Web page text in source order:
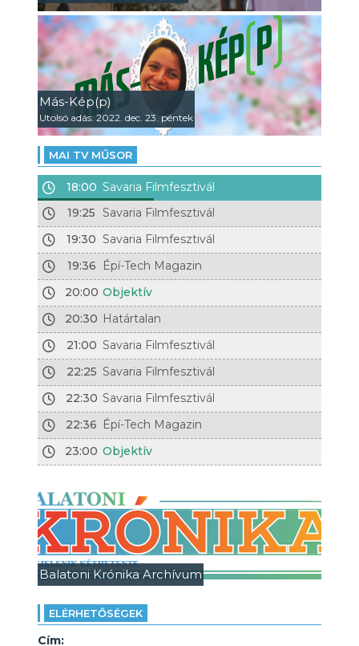
Más-Kép(p)
Utolsó adás: 2022. dec. 23. péntek
MAI TV MŰSOR
18:00 Savaria Filmfesztivál
19:25
Savaria Filmfesztivál
19:30 Savaria Filmfesztivál
19:36
Épí-Tech Magazin
20:00 Objektív
20:30 Határtalan
21:00 Savaria Filmfesztivál
22:25 Savaria Filmfesztivál
22:30 Savaria Filmfesztivál
22:36 Épí-Tech Magazin
23:00 Objektív
Balatoni Krónika Archívum
ELÉRHETŐSÉGEK
Cím: